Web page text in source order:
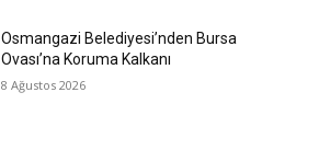
Osmangazi Belediyesi’nden Bursa
Ovası’na Koruma Kalkanı
8 Ağustos 2026